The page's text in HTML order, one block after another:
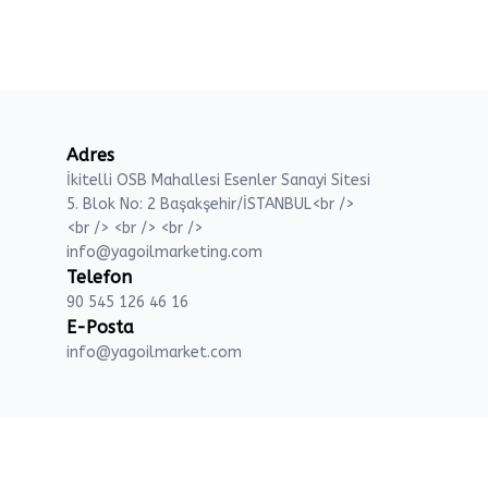
Adres
İkitelli OSB Mahallesi Esenler Sanayi Sitesi
5. Blok No: 2 Başakşehir/İSTANBUL<br />
<br /> <br /> <br />
info@yagoilmarketing.com
Telefon
90 545 126 46 16
E-Posta
info@yagoilmarket.com